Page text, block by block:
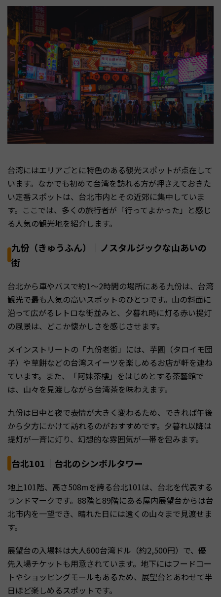
台湾にはエリアごとに特色のある観光スポットが点在して
います。なかでも初めて台湾を訪れる方が押さえておきた
い定番スポットは、台北市内とその近郊に集中していま
す。ここでは、多くの旅行者が「行ってよかった」と感じ
る人気の観光地を紹介します。
九份（きゅうふん）｜ノスタルジックな山あいの
街
台北から車やバスで約1〜2時間の場所にある九份は、台湾
観光で最も人気の高いスポットのひとつです。山の斜面に
沿って広がるレトロな街並みと、夕暮れ時に灯る赤い提灯
の風景は、どこか懐かしさを感じさせます。
メインストリートの「九份老街」には、芋圓（タロイモ団
子）や草餅などの台湾スイーツを楽しめるお店が軒を連ね
ています。また、「阿妹茶樓」をはじめとする茶藝館で
は、山々を見渡しながら台湾茶を味わえます。
九份は日中と夜で表情が大きく変わるため、できれば午後
から夕方にかけて訪れるのがおすすめです。夕暮れ以降は
提灯が一斉に灯り、幻想的な雰囲気が一帯を包みます。
台北101｜台北のシンボルタワー
地上101階、高さ508mを誇る台北101は、台北を代表する
ランドマークです。88階と89階にある屋内展望台からは台
北市内を一望でき、晴れた日には遠くの山々まで見渡せま
す。
展望台の入場料は大人600台湾ドル（約2,500円）で、優
先入場チケットも用意されています。地下にはフードコー
トやショッピングモールもあるため、展望台とあわせて半
日ほど楽しめるスポットです。